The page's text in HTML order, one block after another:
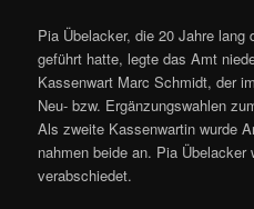
Pia Übelacker, die 20 Jahre
geführt hatte, legte das Amt
Kassenwart Marc Schmidt, der
Neu- bzw. Ergänzungswahlen
Als zweite Kassenwartin wurde
nahmen beide an. Pia Übelacker
verabschiedet.